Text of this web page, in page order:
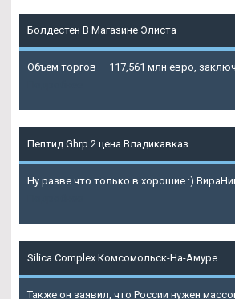
Болдестен В Магазине Элиста
Объем торгов — 117,561 млн евро,
Пептид Ghrp 2 цена Владикавказ
Ну разве что только в хорошие :)
Silica Complex Комсомольск-На-Амуре
Также он заявил, что России нужен